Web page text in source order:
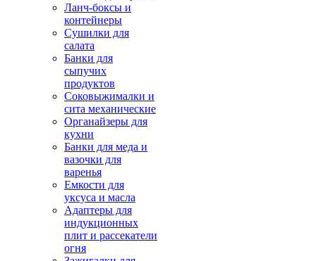
Ланч-боксы и
контейнеры
Сушилки для
салата
Банки для
сыпучих
продуктов
Соковыжималки и
сита механические
Органайзеры для
кухни
Банки для меда и
вазочки для
варенья
Емкости для
уксуса и масла
Адаптеры для
индукционных
плит и рассекатели
огня